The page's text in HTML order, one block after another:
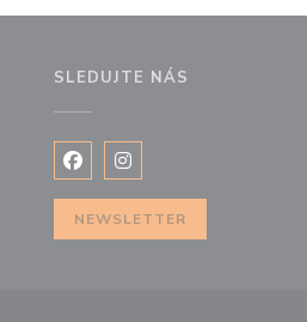
SLEDUJTE NÁS
Facebook ((otevře se v
Instagram ((otevře se
NEWSLETTER